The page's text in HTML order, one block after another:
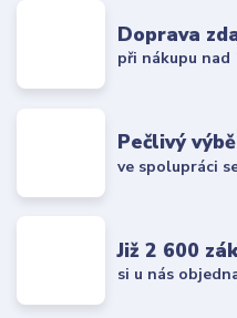
Doprava
při nákupu nad
Pečlivý
ve spolupráci
Již 2 600
si u nás